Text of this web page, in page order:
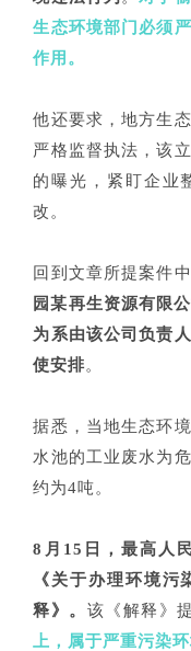
生态环境部门必须
作用。
他还要求，地方生
严格监督执法，该
的曝光，紧盯企业
改。
回到文章所提案件中
园某再生资源有限
为系由该公司负责
使安排。
据悉，当地生态环
水池的工业废水为
约为4吨。
8月15日，最高人
《关于办理环境
释》 。 该《解释》
上，属于严重污染